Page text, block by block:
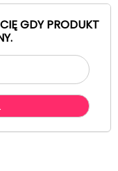
GDY PRODUKT